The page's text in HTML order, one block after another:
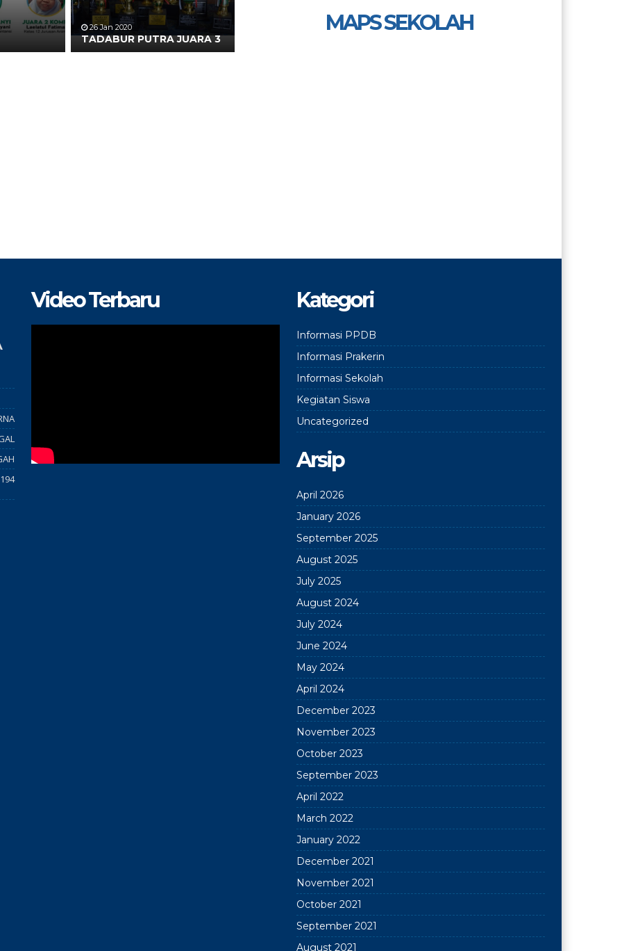
26 Jan 2020
TADABUR PUTRA JUARA 3
MAPS SEKOLAH
Video Terbaru Kategori
Informasi PPDB
Informasi Prakerin
Informasi Sekolah
Kegiatan Siswa
Uncategorized
Arsip
April 2026
January 2026
September 2025
August 2025
July 2025
August 2024
July 2024
June 2024
May 2024
April 2024
December 2023
November 2023
October 2023
September 2023
April 2022
March 2022
January 2022
December 2021
November 2021
October 2021
September 2021
August 2021